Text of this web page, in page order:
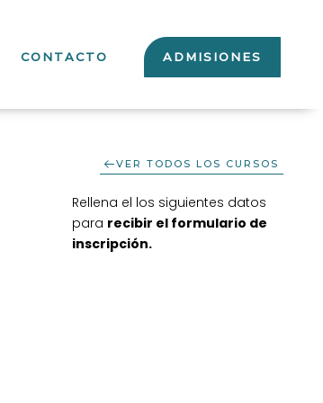
CONTACTO ADMISIONES
VER TODOS LOS CURSOS
Rellena el los siguientes datos
para recibir el formulario de
inscripción.